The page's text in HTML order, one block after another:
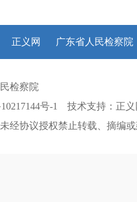
正义网 广东省人民检察院
检察院
号-1 技术支持：正义
经协议授权禁止转载、摘编